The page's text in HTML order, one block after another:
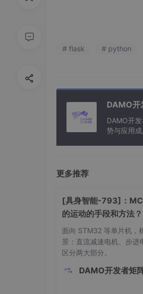
8. **内置 FIFO 缓冲区
而降低功耗。
9. **工作电压**：通常
# flask # python
DAMO开
DAMO开
势与应用
更多推荐
[具身智能-793]：
的运动的手段和方法
电机编码器反馈的手
面向 STM32 等单片机，
景：直流减速电机、步进
区分两大部分。
DAMO开发者矩